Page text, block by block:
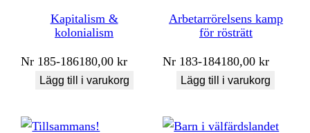
Kapitalism &
kolonialism
Nr 185-186180,00kr
Lägg till i varukorg
Arbetarrörelsens kamp
för rösträtt
Nr 183-184180,00kr
Lägg till i varukorg